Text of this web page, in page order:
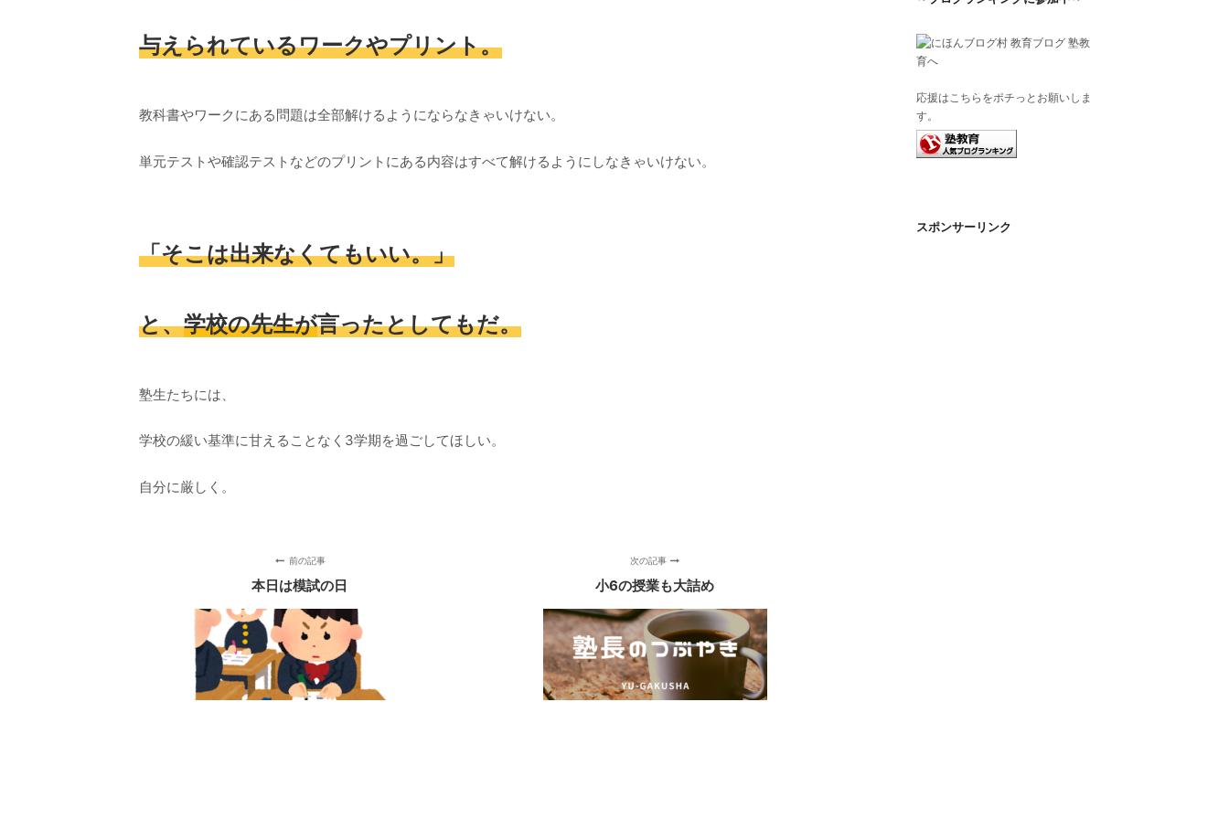
与えられているワークやプリント。
教科書やワークにある問題は全部解けるようにならなきゃいけない。
単元テストや確認テストなどのプリントにある内容はすべて解けるようにしなきゃいけない。
「そこは出来なくてもいい。」
と、学校の先生が言ったとしてもだ。
塾生たちには、
学校の緩い基準に甘えることなく3学期を過ごしてほしい。
自分に厳しく。
前の記事
本日は模試の日
次の記事
小6の授業も大詰め
応援はこちらをポチっとお願いしま
す。
スポンサーリンク